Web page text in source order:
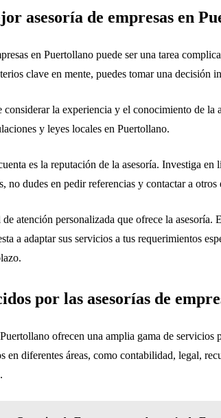
asesoría de empresas en
clave en mente, puedes tomar una decisión
la experiencia y el conocimiento de
y leyes locales en Puertollano.
es la reputación de la asesoría. Investiga
no dudes en pedir referencias y contactar a
atención personalizada que ofrece la asesoría.
a adaptar sus servicios a tus requerimientos
por las asesorías de
ofrecen una amplia gama de
en diferentes áreas, como contabilidad, legal,